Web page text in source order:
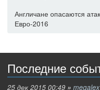
Англичане опасаются
Евро-2016
Последние
25 дек 2015 00:49 » megalex